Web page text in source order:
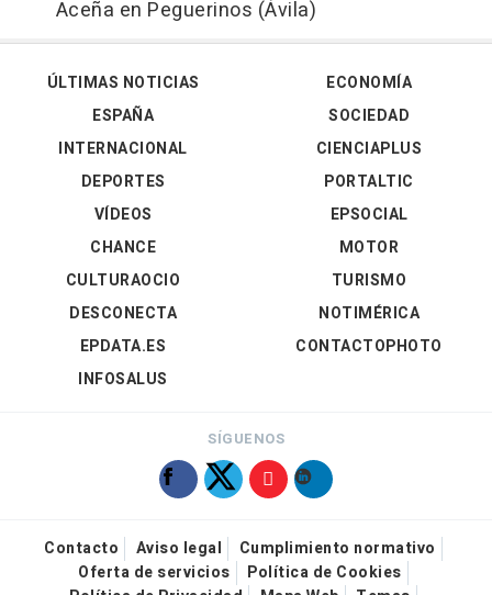
Aceña en Peguerinos (Ávila)
ÚLTIMAS NOTICIAS
ESPAÑA
INTERNACIONAL
DEPORTES
VÍDEOS
ECONOMÍA
SOCIEDAD
CIENCIAPLUS
PORTALTIC
EPSOCIAL
CHANCE
CULTURAOCIO
DESCONECTA
EPDATA.ES
INFOSALUS
MOTOR
TURISMO
NOTIMÉRICA
CONTACTOPHOTO
SÍGUENOS
Contacto Aviso legal
Cumplimiento normativo
Oferta de servicios
Política de Cookies